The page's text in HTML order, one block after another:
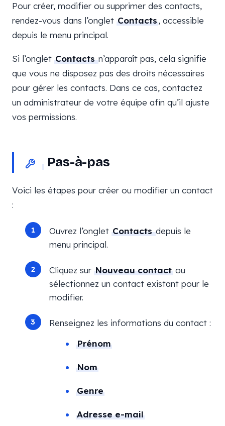
Pour créer, modifier ou supprimer des contacts,
rendez-vous dans l’onglet Contacts, accessible
depuis le menu principal.
Si l’onglet Contactsn’apparaît pas, cela signifie
que vous ne disposez pas des droits nécessaires
pour gérer les contacts. Dans ce cas, contactez
un administrateur de votre équipe afin qu’il ajuste
vos permissions.
Pas-à-pas
Voici les étapes pour créer ou modifier un contact
:
Ouvrez l’onglet Contactsdepuis le
menu principal.
Cliquez sur Nouveau contactou
sélectionnez un contact existant pour le
modifier.
Renseignez les informations du contact :
Prénom
Nom
Genre
Adresse e-mail